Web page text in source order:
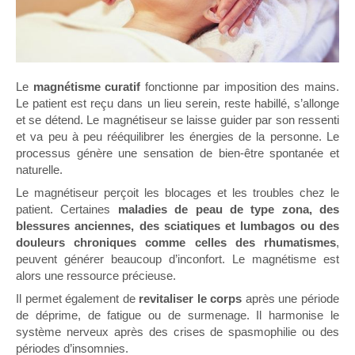
Le magnétisme curatif fonctionne par imposition des mains.
Le patient est reçu dans un lieu serein, reste habillé, s’allonge
et se détend. Le magnétiseur se laisse guider par son ressenti
et va peu à peu rééquilibrer les énergies de la personne. Le
processus génère une sensation de bien-être spontanée et
naturelle.
Le magnétiseur perçoit les blocages et les troubles chez le
patient. Certaines maladies de peau de type zona, des
blessures anciennes, des sciatiques et lumbagos ou des
douleurs chroniques comme celles des rhumatismes,
peuvent générer beaucoup d’inconfort. Le magnétisme est
alors une ressource précieuse.
Il permet également de revitaliser le corps après une période
de déprime, de fatigue ou de surmenage. Il harmonise le
système nerveux après des crises de spasmophilie ou des
périodes d’insomnies.